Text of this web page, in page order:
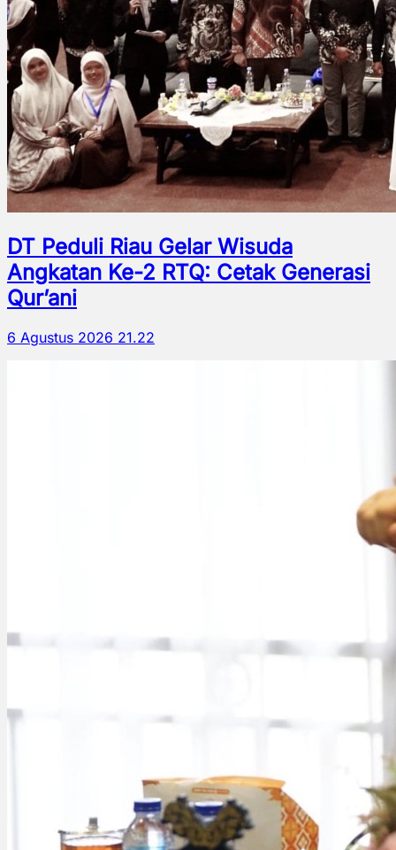
DT Peduli Riau Gelar Wisuda
Angkatan Ke-2 RTQ: Cetak Generasi
Qur’ani
6 Agustus 2026 21.22